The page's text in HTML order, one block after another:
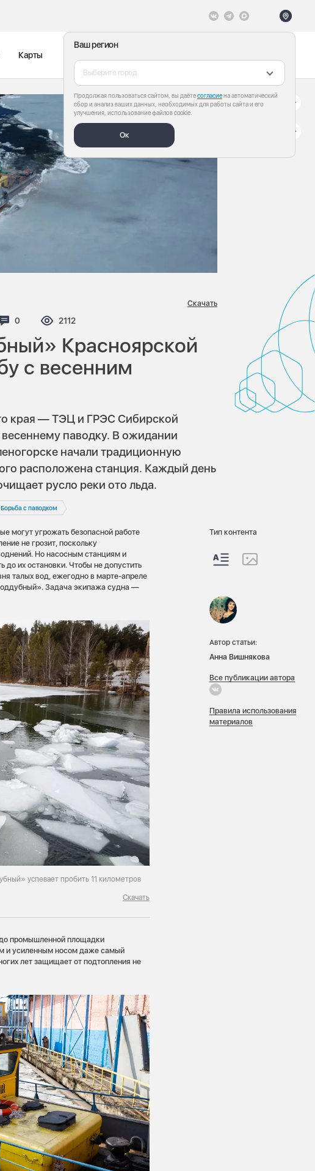
Ваш регион
Выберите город
Продолжая пользоваться сайтом, вы даётесогласиена автоматический
сбор и анализ ваших данных, необходимых для работы сайта и его
улучшения, использование файлов cookie.
Ок
Карты
Комментариев:
0 Просмотров:
2112
Скачать
Красноярской
с весенним
края — ТЭЦ и ГРЭС Сибирской
паводку. В ожидании
начали традиционную
расположена станция. Каждый день
русло реки ото льда.
Борьба с паводком
могут угрожать безопасной работе
не грозит, поскольку
Но насосным станциям и
до их остановки. Чтобы не допустить
талых вод, ежегодно в марте-апреле
Задача экипажа судна —
успевает пробить 11 километров
Скачать
промышленной площадки
и усиленным носом даже самый
лет защищает от подтопления не
Тип контента
Автор статьи:
Анна Вишнякова
Все публикации автора
Правила использования
материалов